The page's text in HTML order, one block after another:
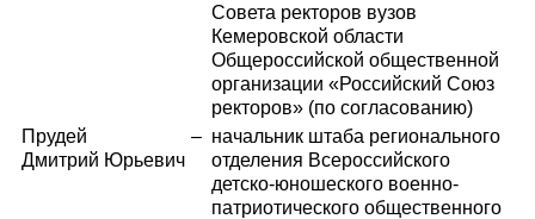
Совета ректоров вузов
Кемеровской области
Общероссийской общественной
организации «Российский Союз
ректоров» (по согласованию)
Прудей
Дмитрий Юрьевич
– начальник штаба регионального
отделения Всероссийского
детско-юношеского военно-
патриотического общественного